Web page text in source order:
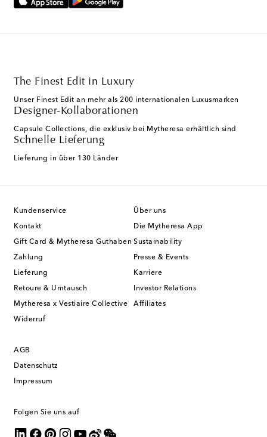
The Finest Edit in Luxury
Unser Finest Edit an mehr als 200 internationalen Luxusmarken
Designer-Kollaborationen
Capsule Collections, die exklusiv bei Mytheresa erhältlich sind
Schnelle Lieferung
Lieferung in über 130 Länder
Kundenservice
Kontakt
Gift Card & Mytheresa Guthaben
Zahlung
Lieferung
Retoure & Umtausch
Mytheresa x Vestiaire Collective
Widerruf
Über uns
Die Mytheresa App
Sustainability
Presse & Events
Karriere
Investor Relations
Affiliates
AGB
Datenschutz
Impressum
Folgen Sie uns auf